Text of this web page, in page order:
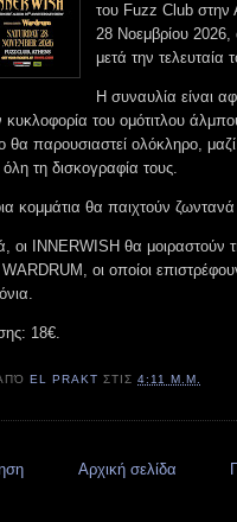
του Fuzz Club
28 Νοεμβρίου
μετά την τελευταία
Η συναυλία είναι
του ομότιτλου
θα παρουσιαστεί ολόκληρο,
τη δισκογραφία τους.
κομμάτια θα παιχτούν
οι INNERWISH θα μοιραστούν
οι οποίοι
18€.
EL PRAKT ΣΤΙΣ4:11 Μ.Μ.
Αρχική σελίδα